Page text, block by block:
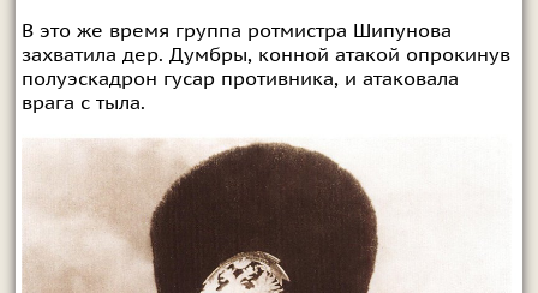
В это же время группа ротмистра Шипунова
захватила дер. Думбры, конной атакой опрокинув
полуэскадрон гусар противника, и атаковала
врага с тыла.